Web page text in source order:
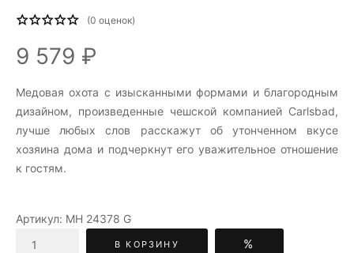
(0 оценок)
9 579 ₽
Медовая охота c изысканными формами и благородным
дизайном, произведенные чешской компанией Carlsbad,
лучше любых слов расскажут об утонченном вкусе
хозяина дома и подчеркнут его уважительное отношение
к гостям.
Артикул: МН 24378 G
В КОРЗИНУ %